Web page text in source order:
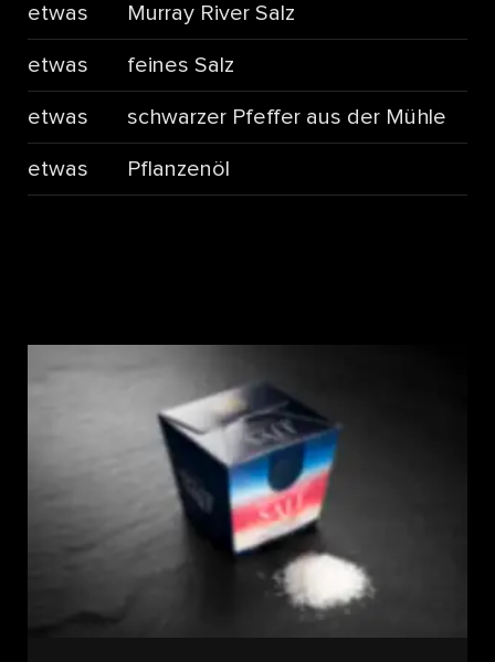
etwas Murray River Salz
etwas feines Salz
etwas schwarzer Pfeffer aus der Mühle
etwas Pflanzenöl